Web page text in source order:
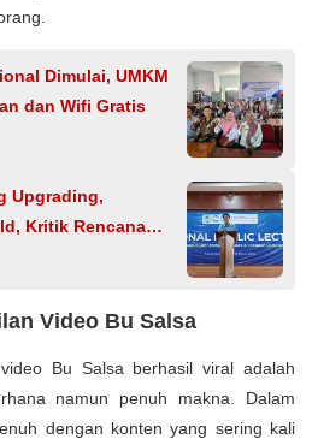
Dimulai, UMKM
dan Wifi Gratis
Upgrading,
Kritik Rencana
ke Indonesia
Video Bu Salsa
Bu Salsa berhasil viral adalah
namun penuh makna. Dalam
dengan konten yang sering kali